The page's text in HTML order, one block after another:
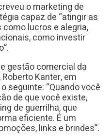
o marketing de
capaz de “atingir as
lucros e alegria,
como investir
gestão comercial da
Kanter, em
seguinte: “Quando você
de que você existe,
de guerrilha, que
eficiente. É um
links e brindes”.